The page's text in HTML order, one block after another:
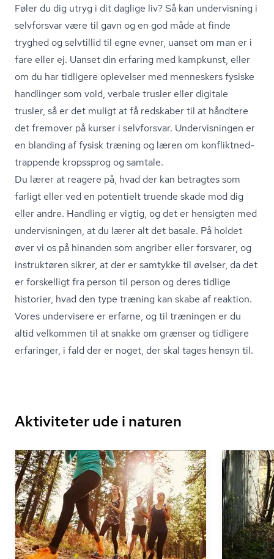
Føler du dig utryg i dit daglige liv? Så kan undervisning i
selvforsvar være til gavn og en god måde at finde
tryghed og selvtillid til egne evner, uanset om man er i
fare eller ej. Uanset din erfaring med kampkunst, eller
om du har tidligere oplevelser med menneskers fysiske
handlinger som vold, verbale trusler eller digitale
trusler, så er det muligt at få redskaber til at håndtere
det fremover på kurser i selvforsvar. Undervisningen er
en blanding af fysisk træning og læren om kon­flik­t­ned­
trap­pen­de kropssprog og samtale.
Du lærer at reagere på, hvad der kan betragtes som
farligt eller ved en potentielt truende skade mod dig
eller andre. Handling er vigtig, og det er hensigten med
undervisningen, at du lærer alt det basale. På holdet
øver vi os på hinanden som angriber eller forsvarer, og
instruktøren sikrer, at der er samtykke til øvelser, da det
er forskelligt fra person til person og deres tidlige
historier, hvad den type træning kan skabe af reaktion.
Vores undervisere er erfarne, og til træningen er du
altid velkommen til at snakke om grænser og tidligere
erfaringer, i fald der er noget, der skal tages hensyn til.
Aktiviteter ude i naturen